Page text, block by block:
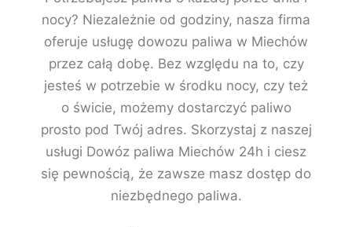
nocy? Niezależnie od godziny, nasza firma
oferuje usługę dowozu paliwa w Miechów
przez całą dobę. Bez względu na to, czy
jesteś w potrzebie w środku nocy, czy też
o świcie, możemy dostarczyć paliwo
prosto pod Twój adres. Skorzystaj z naszej
usługi Dowóz paliwa Miechów 24h i ciesz
się pewnością, że zawsze masz dostęp do
niezbędnego paliwa.